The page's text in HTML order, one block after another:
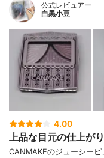
公式レビュアー
白黒小豆
4.00
上品な目元の仕上が
CANMAKEのジューシー